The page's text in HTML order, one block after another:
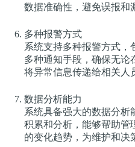
数据准确性，避免误报和
多种报警方式
系统支持多种报警方式，
多种通知手段，确保无论
将异常信息传递给相关人
数据分析能力
系统具备强大的数据分析
积累和分析，能够帮助管
的变化趋势，为维护和决